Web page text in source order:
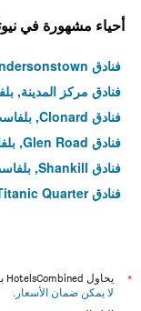
أحياء مشهورة في
فنادق Andersonstown, بلفاست
فنادق مركز المدينة,
فنادق Clonard, بلفاست
فنادق Glen Road, بلفاست
فنادق Shankill, بلفاست
فنادق Titanic Quarter, بلفاست
*
يحاول HotelsCombined بشكل دائم الحصول على الأسعار الدقيقة، ولكن
لا يمكن ضمان الأسعار .